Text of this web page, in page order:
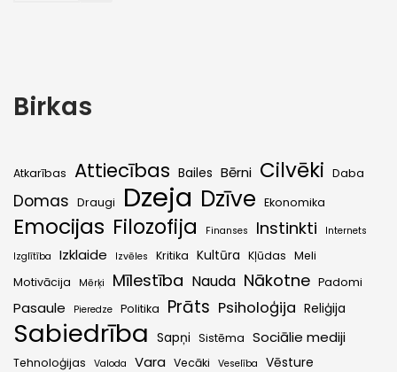
Birkas
Atkarības Attiecības Bailes Bērni Cilvēki Daba
Domas Draugi Dzeja Dzīve Ekonomika
Emocijas Filozofija Finanses Instinkti
Internets
Izglītība
Izklaide Izvēles Kritika Kultūra Kļūdas Meli
Motivācija
Mērķi Mīlestība Nauda Nākotne Padomi
Pasaule Pieredze Politika Prāts Psiholoģija Reliģija
Sabiedrība Sapņi Sistēma Sociālie mediji
Tehnoloģijas Valoda Vara Vecāki Veselība Vēsture